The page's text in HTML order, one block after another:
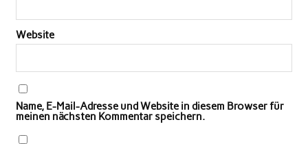
Website
Name, E-Mail-Adresse und Website in diesem Browser für
meinen nächsten Kommentar speichern.